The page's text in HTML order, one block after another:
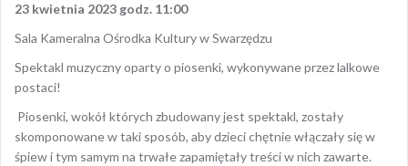
23 kwietnia 2023 godz. 11:00
Sala Kameralna Ośrodka Kultury w Swarzędzu
Spektakl muzyczny oparty o piosenki, wykonywane przez lalkowe
postaci!
Piosenki, wokół których zbudowany jest spektakl, zostały
skomponowane w taki sposób, aby dzieci chętnie włączały się w
śpiew i tym samym na trwałe zapamiętały treści w nich zawarte.